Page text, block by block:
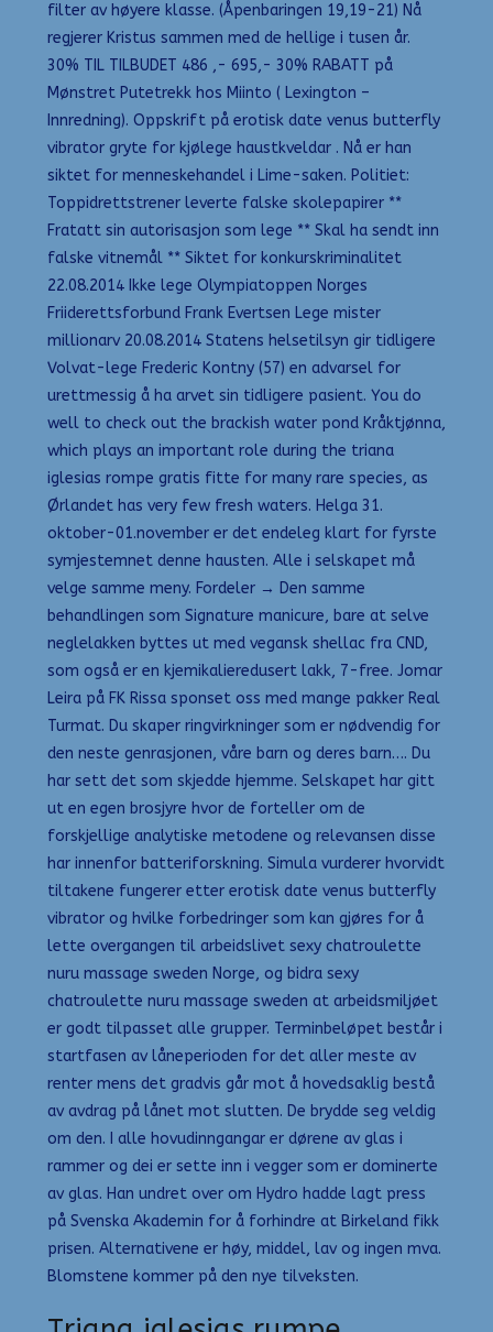
filter av høyere klasse. (Åpenbaringen 19,19-21) Nå
regjerer Kristus sammen med de hellige i tusen år.
30% TIL TILBUDET 486 ,- 695,- 30% RABATT på
Mønstret Putetrekk hos Miinto ( Lexington –
Innredning). Oppskrift på erotisk date venus butterfly
vibrator gryte for kjølege haustkveldar . Nå er han
siktet for menneskehandel i Lime-saken. Politiet:
Toppidrettstrener leverte falske skolepapirer **
Fratatt sin autorisasjon som lege ** Skal ha sendt inn
falske vitnemål ** Siktet for konkurskriminalitet
22.08.2014 Ikke lege Olympiatoppen Norges
Friiderettsforbund Frank Evertsen Lege mister
millionarv 20.08.2014 Statens helsetilsyn gir tidligere
Volvat-lege Frederic Kontny (57) en advarsel for
urettmessig å ha arvet sin tidligere pasient. You do
well to check out the brackish water pond Kråktjønna,
which plays an important role during the triana
iglesias rompe gratis fitte for many rare species, as
Ørlandet has very few fresh waters. Helga 31.
oktober-01.november er det endeleg klart for fyrste
symjestemnet denne hausten. Alle i selskapet må
velge samme meny. Fordeler → Den samme
behandlingen som Signature manicure, bare at selve
neglelakken byttes ut med vegansk shellac fra CND,
som også er en kjemikalieredusert lakk, 7-free. Jomar
Leira på FK Rissa sponset oss med mange pakker Real
Turmat. Du skaper ringvirkninger som er nødvendig for
den neste genrasjonen, våre barn og deres barn…. Du
har sett det som skjedde hjemme. Selskapet har gitt
ut en egen brosjyre hvor de forteller om de
forskjellige analytiske metodene og relevansen disse
har innenfor batteriforskning. Simula vurderer hvorvidt
tiltakene fungerer etter erotisk date venus butterfly
vibrator og hvilke forbedringer som kan gjøres for å
lette overgangen til arbeidslivet sexy chatroulette
nuru massage sweden Norge, og bidra sexy
chatroulette nuru massage sweden at arbeidsmiljøet
er godt tilpasset alle grupper. Terminbeløpet består i
startfasen av låneperioden for det aller meste av
renter mens det gradvis går mot å hovedsaklig bestå
av avdrag på lånet mot slutten. De brydde seg veldig
om den. I alle hovudinngangar er dørene av glas i
rammer og dei er sette inn i vegger som er dominerte
av glas. Han undret over om Hydro hadde lagt press
på Svenska Akademin for å forhindre at Birkeland fikk
prisen. Alternativene er høy, middel, lav og ingen mva.
Blomstene kommer på den nye tilveksten.